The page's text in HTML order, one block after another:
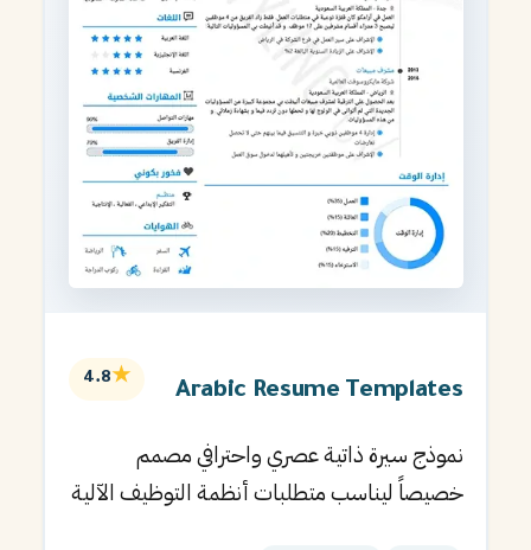
Arabic Resume Templates
★
4.8
نموذج سيرة ذاتية عصري واحترافي مصمم
خصيصاً ليناسب متطلبات أنظمة التوظيف الآلية